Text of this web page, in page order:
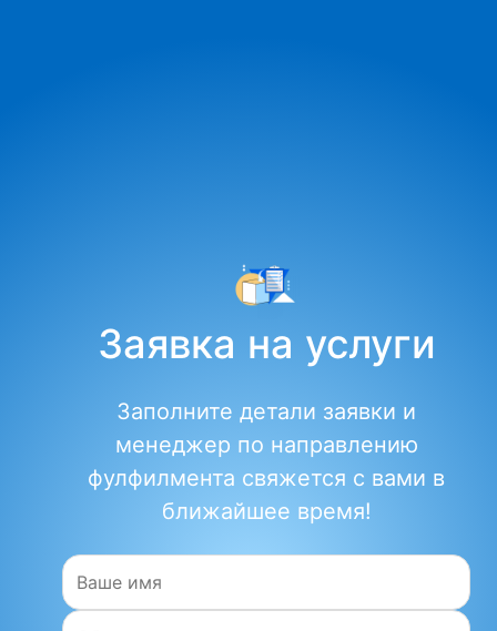
Заявка на услуги
Заполните детали заявки и
менеджер по направлению
фулфилмента свяжется с вами в
ближайшее время!
Имя:
Объем поставки: